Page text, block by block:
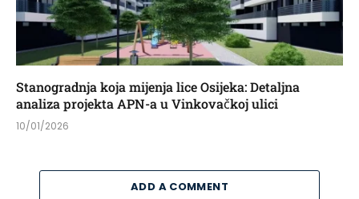
Stanogradnja koja mijenja lice Osijeka: Detaljna
analiza projekta APN-a u Vinkovačkoj ulici
10/01/2026
ADD A COMMENT